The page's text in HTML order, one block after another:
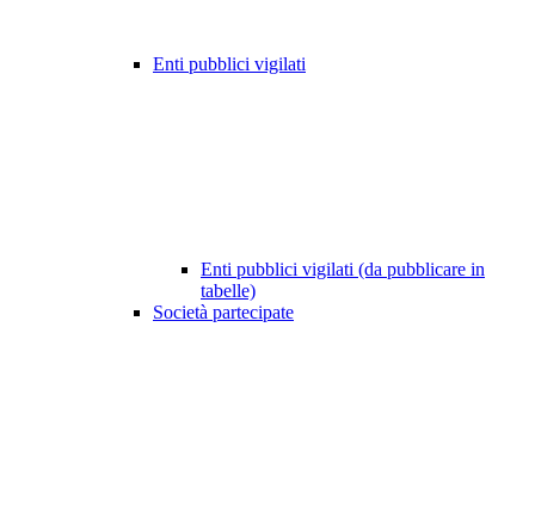
Enti pubblici vigilati
Enti pubblici vigilati (da pubblicare in
tabelle)
Società partecipate